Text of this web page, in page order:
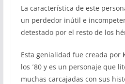
La característica de este
un perdedor inútil e
detestado por el resto de los
Esta genialidad fue creada por
los ´80 y es un personaje que
muchas carcajadas con sus